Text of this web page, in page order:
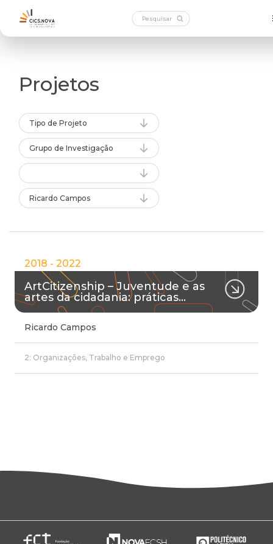
Projetos
Tipo de Projeto
Grupo de Investigação
Ricardo Campos
2018 - 2022
ArtCitizenship – Juventude e as
artes da cidadania: práticas…
Ricardo Campos
2: Organizações, Trabalho e Emprego